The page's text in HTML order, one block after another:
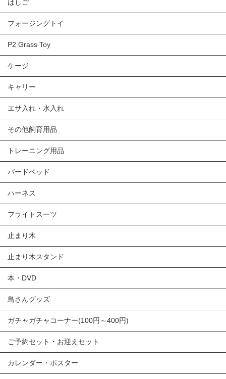
はしご
フォージングトイ
P2 Grass Toy
ケージ
キャリー
エサ入れ・水入れ
その他飼育用品
トレーニング用品
バードベッド
ハーネス
フライトスーツ
止まり木
止まり木スタンド
本・DVD
鳥さんグッズ
ガチャガチャコーナー(100円～400円)
ご予約セット・お迎えセット
カレンダー・ポスター